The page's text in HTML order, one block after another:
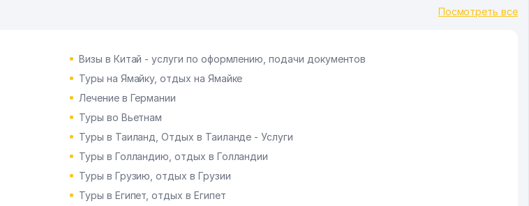
Посмотреть все
Визы в Китай - услуги по оформлению, подачи документов
Туры на Ямайку, отдых на Ямайке
Лечение в Германии
Туры во Вьетнам
Туры в Таиланд, Отдых в Таиланде - Услуги
Туры в Голландию, отдых в Голландии
Туры в Грузию, отдых в Грузии
Туры в Египет, отдых в Египет